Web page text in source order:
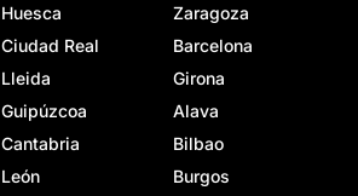
Huesca
Zaragoza
Ciudad Real
Barcelona
Lleida
Girona
Guipúzcoa
Alava
Cantabria
Bilbao
León
Burgos